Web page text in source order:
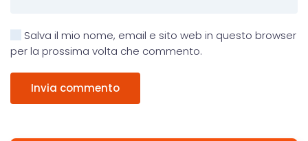
Salva il mio nome, email e sito web in questo browser
per la prossima volta che commento.
Invia commento